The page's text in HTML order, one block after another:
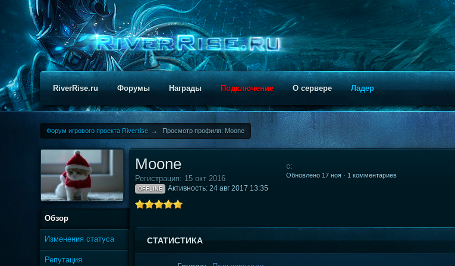
RiverRise.ru Форумы Награды Подключение О сервере Ладер
Форум игрового проекта Riverrise → Просмотр профиля: Moone
Обзор
Изменения статуса
Репутация
Moone
Регистрация: 15 окт 2016
OFFLINE Активность: 24 авг 2017 13:35
с:
Обновлено 17 ноя · 1 комментариев
СТАТИСТИКА